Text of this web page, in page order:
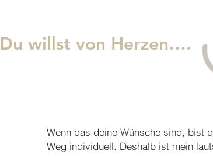
Du willst von Herzen….
Wenn das deine Wünsche sind, bist
Weg individuell. Deshalb ist mein